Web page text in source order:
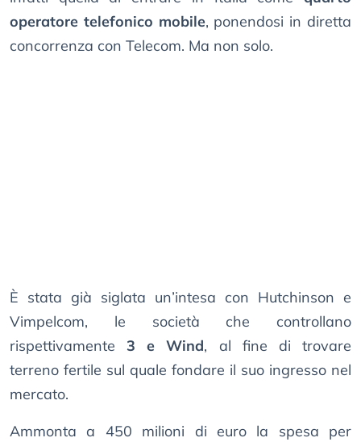
operatore telefonico mobile, ponendosi in diretta
concorrenza con Telecom. Ma non solo.
È stata già siglata un’intesa con Hutchinson e
Vimpelcom, le società che controllano
rispettivamente3 e Wind, al fine di trovare
terreno fertile sul quale fondare il suo ingresso nel
mercato.
Ammonta a 450 milioni di euro la spesa per